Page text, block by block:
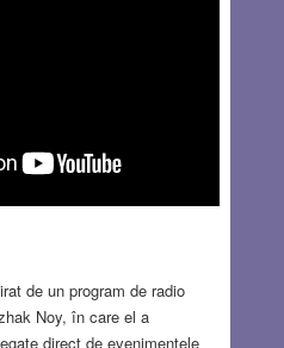
de un program de radio
Noy, în care el a
direct de evenimentele